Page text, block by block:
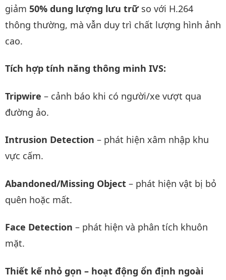
giảm 50% dung lượng lưu trữso với H.264
thông thường, mà vẫn duy trì chất lượng hình ảnh
cao.
Tích hợp tính năng thông minh IVS:
Tripwire – cảnh báo khi có người/xe vượt qua
đường ảo.
Intrusion Detection – phát hiện xâm nhập khu
vực cấm.
Abandoned/Missing Object – phát hiện vật bị bỏ
quên hoặc mất.
Face Detection – phát hiện và phân tích khuôn
mặt.
Thiết kế nhỏ gọn – hoạt động ổn định ngoài